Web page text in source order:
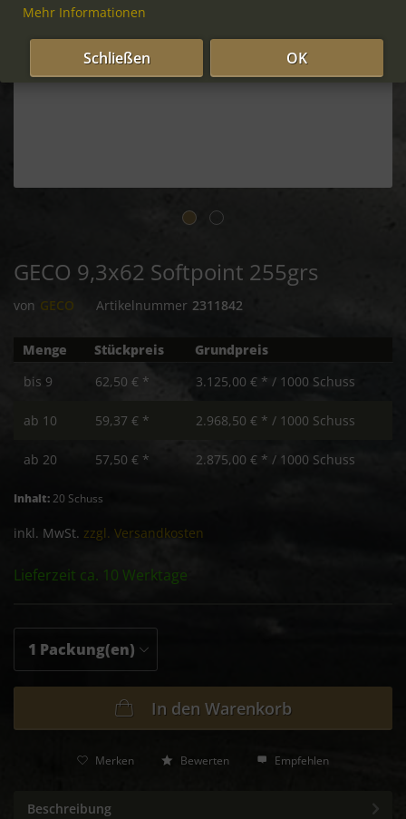
GECO 9,3x62 Softpoint 255grs
von GECO Artikelnummer 2311842
Menge Stückpreis
Grundpreis
bis 9 62,50 € * 3.125,00 € * / 1000 Schuss
ab 10 59,37 € * 2.968,50 € * / 1000 Schuss
ab 20 57,50 € * 2.875,00 € * / 1000 Schuss
Inhalt:20 Schuss
inkl. MwSt. zzgl. Versandkosten
Lieferzeit ca. 10 Werktage
In den Warenkorb
Merken Bewerten Empfehlen
Beschreibung
Mehr Informationen
OK
Schließen